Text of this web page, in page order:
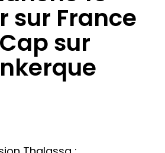
sur France
sur